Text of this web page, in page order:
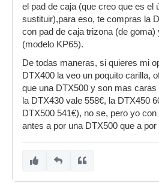
la falta de "realismo" de
vacío.
Gracias igualmente ¡,
el pad de caja (que creo que es el
sustituir),para eso, te compras la
con pad de caja trizona (de goma)
(modelo KP65).
De todas maneras, si quieres mi
DTX400 la veo un poquito carilla,
que una DTX500 y son mas caras
la DTX430 vale 558€, la DTX450
DTX500 541€), no se, pero yo
antes a por una DTX500 que a